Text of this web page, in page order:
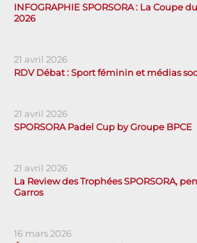
INFOGRAPHIE SPORSORA : La Coupe
2026
21 avril 2026
RDV Débat : Sport féminin et médias
21 avril 2026
SPORSORA Padel Cup by Groupe BPCE
21 avril 2026
La Review des Trophées SPORSORA,
Garros
16 mars 2026